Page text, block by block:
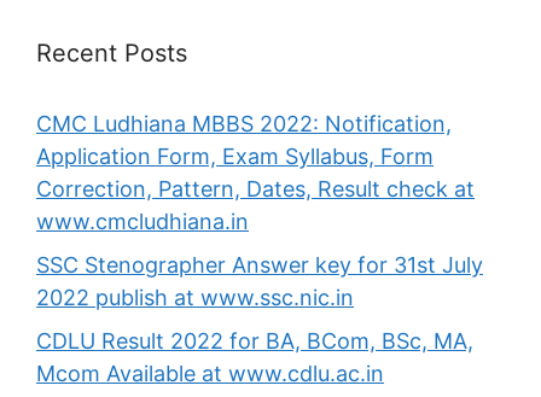
Recent Posts
CMC Ludhiana MBBS 2022: Notification,
Application Form, Exam Syllabus, Form
Correction, Pattern, Dates, Result check at
www.cmcludhiana.in
SSC Stenographer Answer key for 31st July
2022 publish at www.ssc.nic.in
CDLU Result 2022 for BA, BCom, BSc, MA,
Mcom Available at www.cdlu.ac.in